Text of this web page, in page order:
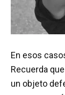
En esos
Recuerda
un objeto